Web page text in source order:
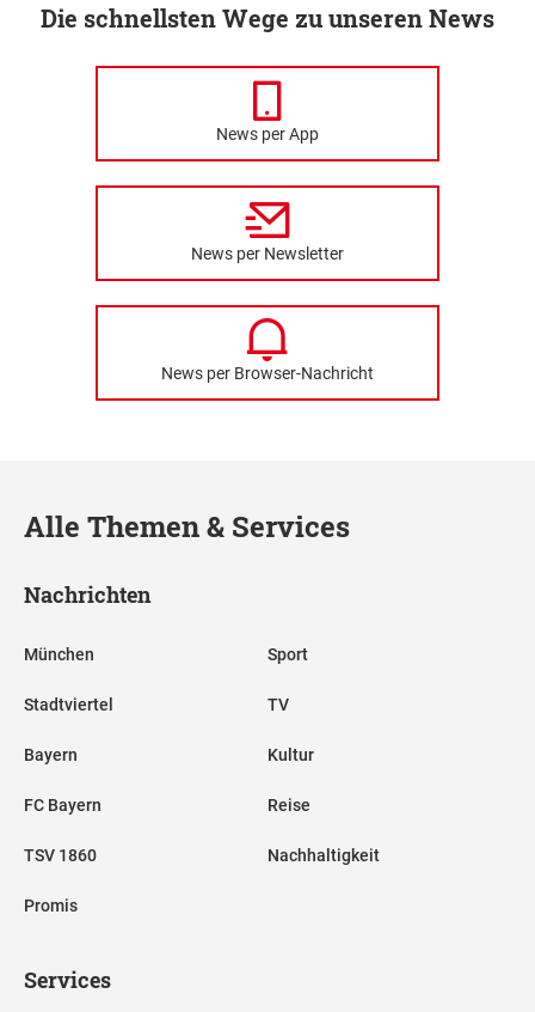
Die schnellsten Wege zu unseren News
News per App
News per Newsletter
News per Browser-Nachricht
Alle Themen & Services
Nachrichten
München
Stadtviertel
Bayern
FC Bayern
TSV 1860
Promis
Sport
TV
Kultur
Reise
Nachhaltigkeit
Services